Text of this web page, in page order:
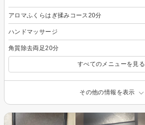
アロマふくらはぎ揉みコース20分
ハンドマッサージ
角質除去両足20分
すべてのメニューを見る
その他の情報を表示